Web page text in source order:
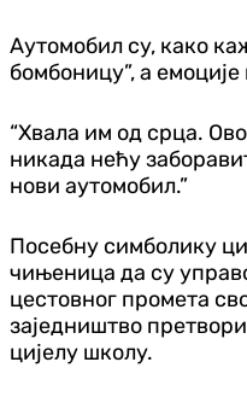
Аутомобил су, како
бомбоницу”, а
“Хвала им од срца.
никада нећу
нови аутомобил.”
Посебну симболику
чињеница да су
цестовног промета
заједништво
цијелу школу.